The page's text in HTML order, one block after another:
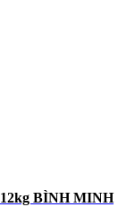
BÌNH MINH